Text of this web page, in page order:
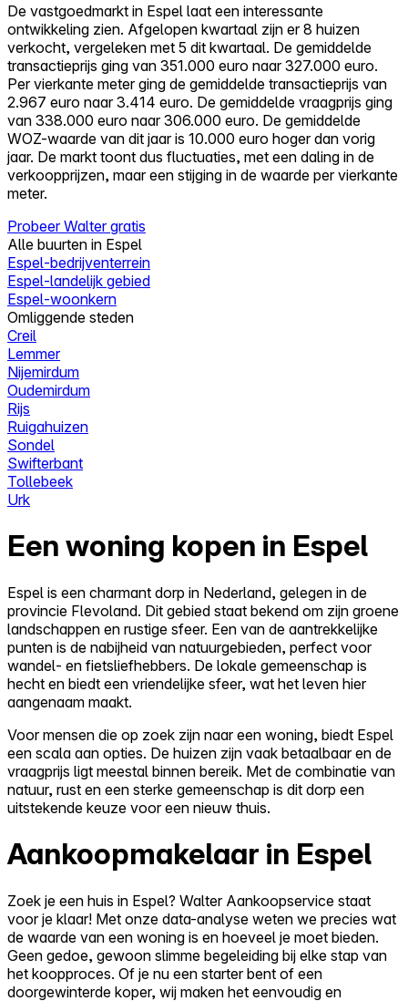
Alles-in-één
Reviews
Prijzen
Log in
Probeer Walter gratis
De vastgoedmarkt in Espel laat een interessante
ontwikkeling zien. Afgelopen kwartaal zijn er 8 huizen
verkocht, vergeleken met 5 dit kwartaal. De gemiddelde
transactieprijs ging van 351.000 euro naar 327.000 euro.
Per vierkante meter ging de gemiddelde transactieprijs van
2.967 euro naar 3.414 euro. De gemiddelde vraagprijs ging
van 338.000 euro naar 306.000 euro. De gemiddelde
WOZ-waarde van dit jaar is 10.000 euro hoger dan vorig
jaar. De markt toont dus fluctuaties, met een daling in de
verkoopprijzen, maar een stijging in de waarde per vierkante
meter.
Probeer Walter gratis
Alle buurten in Espel
Espel-bedrijventerrein
Espel-landelijk gebied
Espel-woonkern
Omliggende steden
Creil
Lemmer
Nijemirdum
Oudemirdum
Rijs
Ruigahuizen
Sondel
Swifterbant
Tollebeek
Urk
Een woning kopen in Espel
Espel is een charmant dorp in Nederland, gelegen in de
provincie Flevoland. Dit gebied staat bekend om zijn groene
landschappen en rustige sfeer. Een van de aantrekkelijke
punten is de nabijheid van natuurgebieden, perfect voor
wandel- en fietsliefhebbers. De lokale gemeenschap is
hecht en biedt een vriendelijke sfeer, wat het leven hier
aangenaam maakt.
Voor mensen die op zoek zijn naar een woning, biedt Espel
een scala aan opties. De huizen zijn vaak betaalbaar en de
vraagprijs ligt meestal binnen bereik. Met de combinatie van
natuur, rust en een sterke gemeenschap is dit dorp een
uitstekende keuze voor een nieuw thuis.
Aankoopmakelaar in Espel
Zoek je een huis in Espel? Walter Aankoopservice staat
voor je klaar! Met onze data-analyse weten we precies wat
de waarde van een woning is en hoeveel je moet bieden.
Geen gedoe, gewoon slimme begeleiding bij elke stap van
het koopproces. Of je nu een starter bent of een
doorgewinterde koper, wij maken het eenvoudig en